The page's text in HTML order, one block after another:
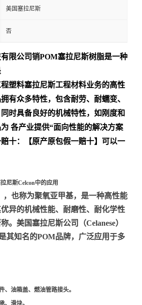
美国塞拉尼斯
否
限公司销POM塞拉尼斯树脂是一种
塑料塞拉尼斯工程材料业务的高性
有众多特性，包含耐劳、耐蠕变、
时具备良好的机械特性，如刚度和
各产业提供“面向性能的解决方案
十：【原产原包假一赔十】可以一
尼斯Celcon中的应用
，也称为聚氧亚甲基，是一种高性能
异的机械性能、耐磨性、耐化学性
。美国塞拉尼斯公司（Celanese）
其知名的POM品牌，广泛应用于多
、油箱盖、燃油管路接头。